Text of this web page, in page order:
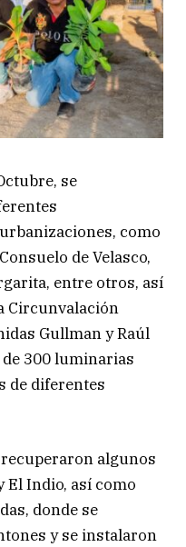
se
como
de Velasco,
entre otros, así
Circunvalación
Gullman y Raúl
300 luminarias
de diferentes
algunos
El Indio, así como
donde se
y se instalaron